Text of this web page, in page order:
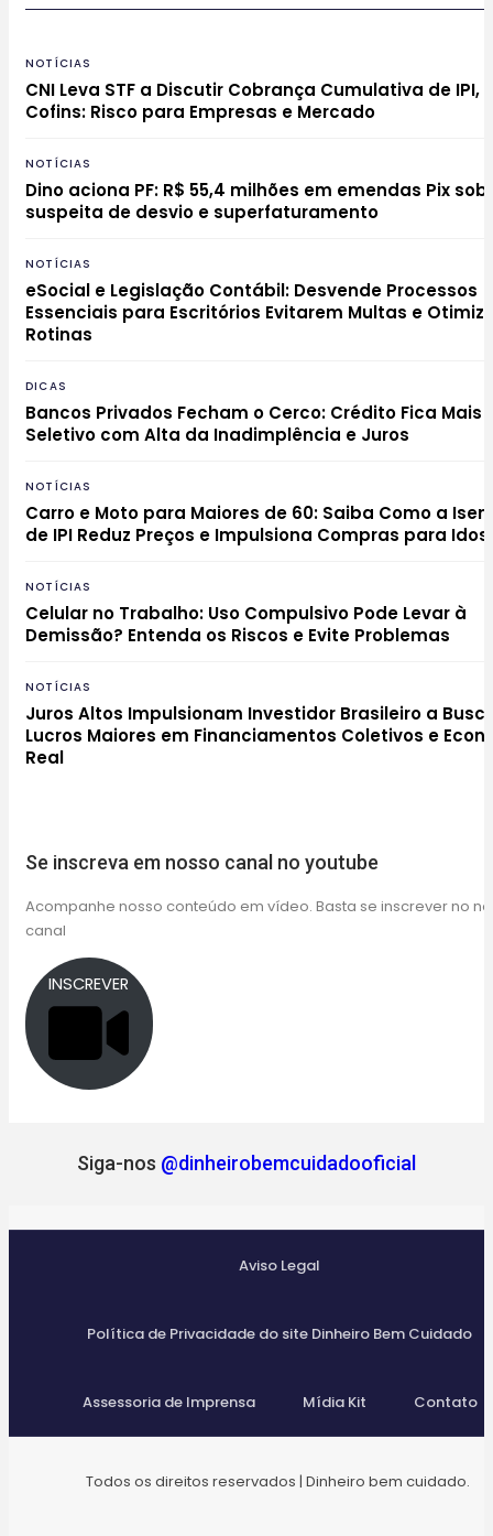
NOTÍCIAS
CNI Leva STF a Discutir Cobrança Cumulativa de IPI,
Cofins: Risco para Empresas e Mercado
NOTÍCIAS
Dino aciona PF: R$ 55,4 milhões em emendas Pix sob
suspeita de desvio e superfaturamento
NOTÍCIAS
eSocial e Legislação Contábil: Desvende Processos
Essenciais para Escritórios Evitarem Multas e
Rotinas
DICAS
Bancos Privados Fecham o Cerco: Crédito Fica Mais
Seletivo com Alta da Inadimplência e Juros
NOTÍCIAS
Carro e Moto para Maiores de 60: Saiba Como a
de IPI Reduz Preços e Impulsiona Compras para
NOTÍCIAS
Celular no Trabalho: Uso Compulsivo Pode Levar à
Demissão? Entenda os Riscos e Evite Problemas
NOTÍCIAS
Juros Altos Impulsionam Investidor Brasileiro a
Lucros Maiores em Financiamentos Coletivos e
Real
Se inscreva em nosso canal no youtube
Acompanhe nosso conteúdo em vídeo. Basta se inscrever no
canal
INSCREVER
Siga-nos @dinheirobemcuidadooficial
Aviso Legal
Política de Privacidade do site Dinheiro Bem Cuidado
Assessoria de Imprensa Mídia Kit Contato
Todos os direitos reservados | Dinheiro bem cuidado.